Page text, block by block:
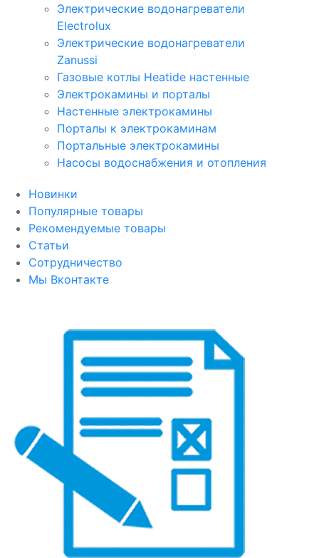
Электрические водонагреватели
Electrolux
Электрические водонагреватели
Zanussi
Газовые котлы Heatide настенные
Электрокамины и порталы
Настенные электрокамины
Порталы к электрокаминам
Портальные электрокамины
Насосы водоснабжения и отопления
Новинки
Популярные товары
Рекомендуемые товары
Статьи
Сотрудничество
Мы Вконтакте